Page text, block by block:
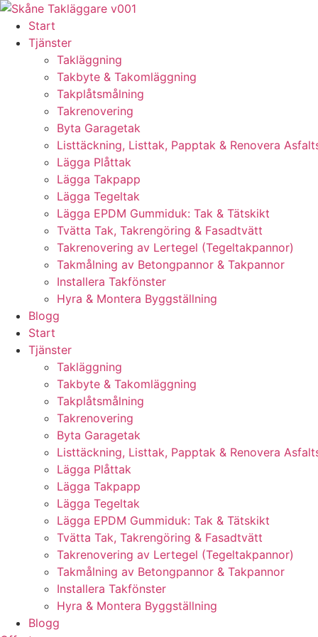
Skip
content
Start
Tjänster
Takläggning
Takbyte & Takomläggning
Takplåtsmålning
Takrenovering
Byta Garagetak
Listtäckning, Listtak, Papptak & Renovera
Lägga Plåttak
Lägga Takpapp
Lägga Tegeltak
Lägga EPDM Gummiduk: Tak & Tätskikt
Tvätta Tak, Takrengöring & Fasadtvätt
Takrenovering av Lertegel (Tegeltakpannor)
Takmålning av Betongpannor & Takpannor
Installera Takfönster
Hyra & Montera Byggställning
Blogg
Start
Tjänster
Takläggning
Takbyte & Takomläggning
Takplåtsmålning
Takrenovering
Byta Garagetak
Listtäckning, Listtak, Papptak & Renovera
Lägga Plåttak
Lägga Takpapp
Lägga Tegeltak
Lägga EPDM Gummiduk: Tak & Tätskikt
Tvätta Tak, Takrengöring & Fasadtvätt
Takrenovering av Lertegel (Tegeltakpannor)
Takmålning av Betongpannor & Takpannor
Installera Takfönster
Hyra & Montera Byggställning
Blogg